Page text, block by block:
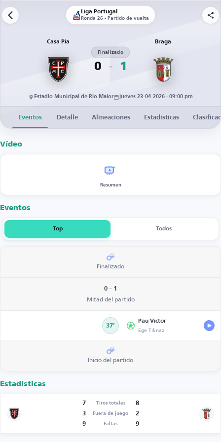
Liga Portugal
Ronda 26 - Partido de vuelta
Casa Pia
0
Finalizado
1
Braga
Estadio Municipal de Rio Maior jueves 23-04-2026 · 09:00 pm
Eventos Detalle Alineaciones Estadísticas
Vídeo
Resumen
Eventos
Top Todos
Finalizado
0 - 1
Mitad del partido
37’
Pau Víctor
Ege Tıknaz
Inicio del partido
Estadísticas
7 Tiros totales
8
3
Fuera de juego
2
9
Faltas 9